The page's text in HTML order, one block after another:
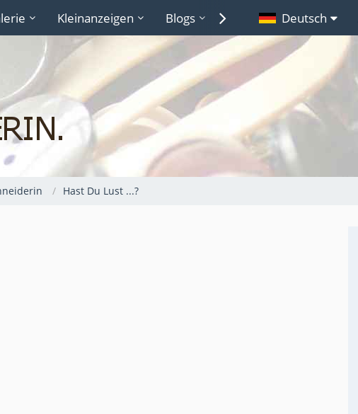
Kleinanzeigen Blogs Lexikon Links
Deutsch
Hast Du Lust ...?